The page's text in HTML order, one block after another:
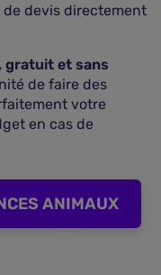
devis directement
gratuit et sans
de faire des
votre
en cas de
ANIMAUX